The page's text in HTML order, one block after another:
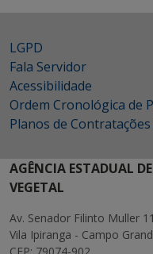
LGPD
Fala Servidor
Acessibilidade
Ordem Cronológica de
Planos de
AGÊNCIA ESTADUAL
VEGETAL
Av. Senador Filinto Muller
Vila Ipiranga - Campo